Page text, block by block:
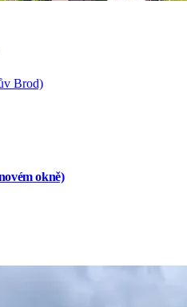
Brod)
okně)